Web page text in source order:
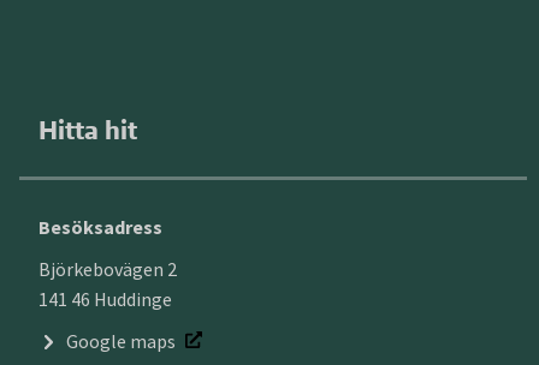
Hitta hit
Besöksadress
Björkebovägen 2
141 46 Huddinge
Google maps